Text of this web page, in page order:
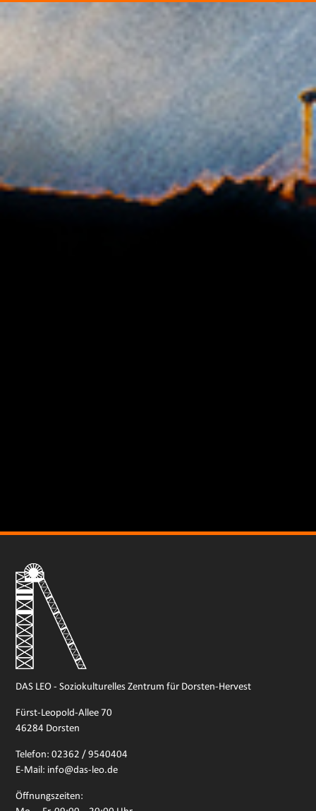
DAS LEO - Soziokulturelles Zentrum für Dorsten-Hervest
Fürst-Leopold-Allee 70
46284 Dorsten
Telefon: 02362 / 9540404
E-Mail: info@das-leo.de
Öffnungszeiten: